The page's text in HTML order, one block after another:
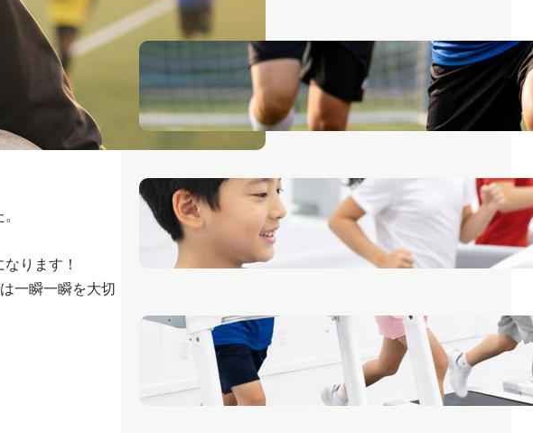
ります！
一瞬一瞬を大切
高校生の保護者様へ
2026年1月3日
ジュニアに低酸素は安全？
2026年1月3日
常圧低酸素室とは
2026年1月2日